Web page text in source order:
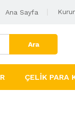
Ana Sayfa
Ara
ÇELIK PARA